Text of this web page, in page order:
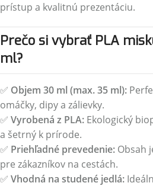
prístup a kvalitnú prezentáciu.
Prečo si vybrať PLA
ml?
✅ Objem 30 ml (max. 35 ml):
omáčky, dipy a zálievky.
✅ Vyrobená z PLA: Ekologický
a šetrný k prírode.
✅ Priehľadné prevedenie: Obsah
pre zákazníkov na cestách.
✅ Vhodná na studené jedlá: